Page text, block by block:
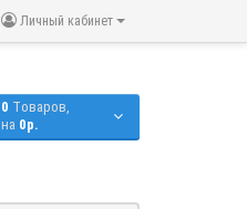
Личный кабинет
0 Tоваров,
на 0р.